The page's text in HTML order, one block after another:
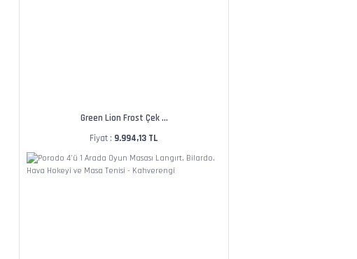
Green Lion Frost Çek ...
Fiyat : 9.994,13 TL